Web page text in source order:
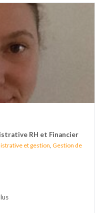
RH et Financier
et gestion Gestion de